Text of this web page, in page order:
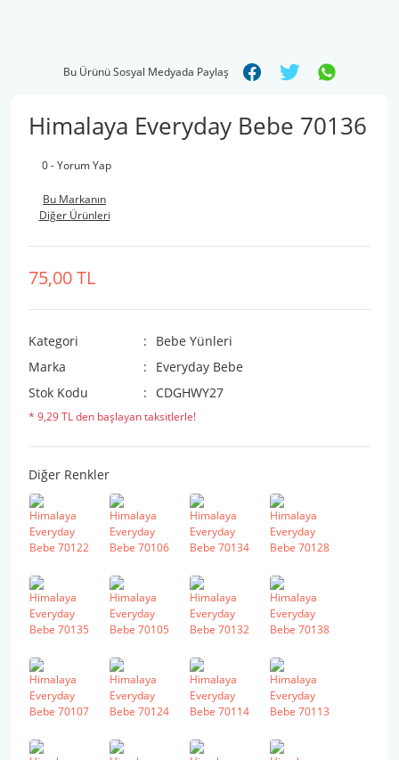
Bu Ürünü Sosyal Medyada Paylaş
Himalaya Everyday Bebe 70136
0 - Yorum Yap
Bu Markanın
Diğer Ürünleri
75,00 TL
Kategori
Bebe Yünleri
Marka
Everyday Bebe
Stok Kodu
CDGHWY27
* 9,29 TL den başlayan taksitlerle!
Diğer Renkler